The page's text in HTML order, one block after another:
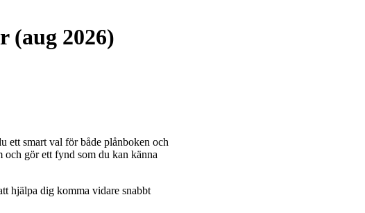
(aug 2026)
ett smart val för både plånboken och
och gör ett fynd som du kan känna
hjälpa dig komma vidare snabbt